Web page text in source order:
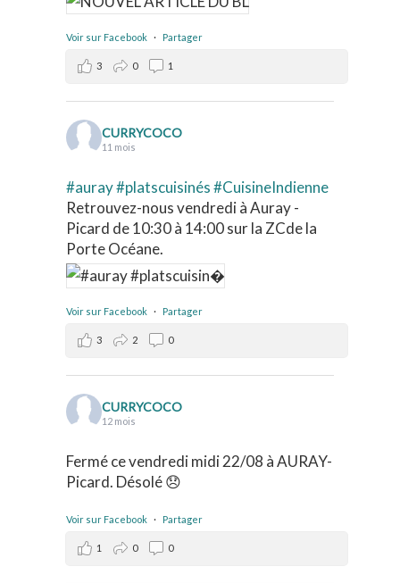
Voir sur Facebook · Partager
3 0 1
CURRYCOCO
11 mois
#auray#platscuisinés#CuisineIndienne
Retrouvez-nous vendredi à Auray -
Picard de 10:30 à 14:00 sur la ZCde la
Porte Océane.
Voir sur Facebook · Partager
3 2 0
CURRYCOCO
12 mois
Fermé ce vendredi midi 22/08 à AURAY-
Picard. Désolé 😞
Voir sur Facebook · Partager
1 0 0